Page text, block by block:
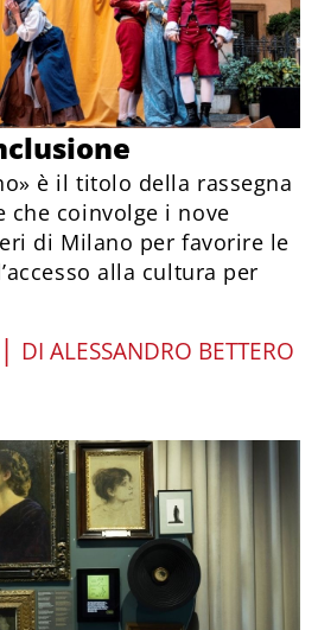
è il titolo della rassegna
che coinvolge i nove
di Milano per favorire le
alla cultura per
| DI ALESSANDRO BETTERO